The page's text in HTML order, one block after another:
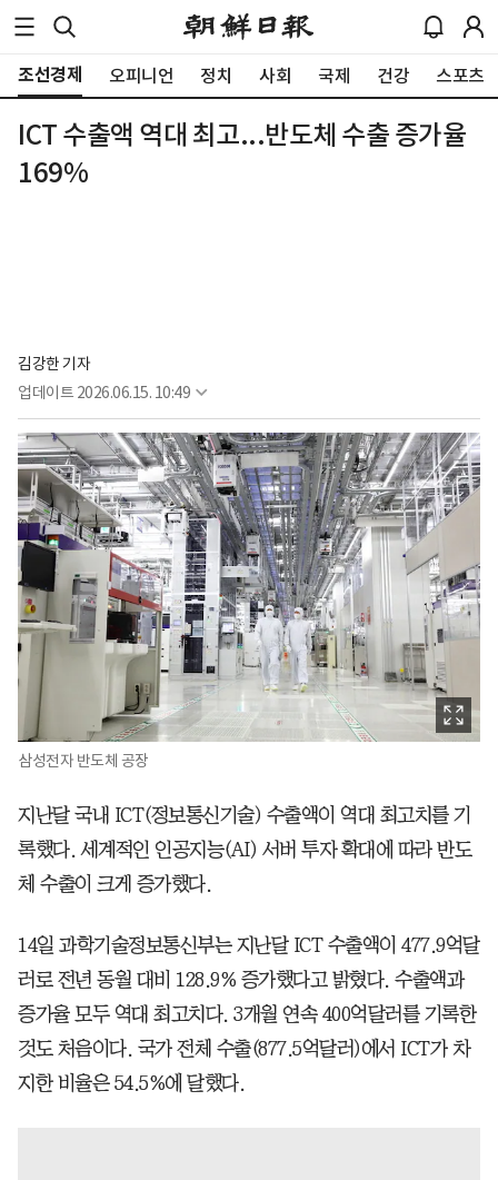
조선경제 오피니언 정치 사회 국제 건강 스포츠
ICT 수출액 역대 최고...반도체 수출 증가율
169%
김강한 기자
업데이트 2026.06.15. 10:49
삼성전자 반도체 공장
지난달 국내 ICT(정보통신기술) 수출액이 역대 최고치를 기
록했다. 세계적인 인공지능(AI) 서버 투자 확대에 따라 반도
체 수출이 크게 증가했다.
14일 과학기술정보통신부는 지난달 ICT 수출액이 477.9억달
러로 전년 동월 대비 128.9% 증가했다고 밝혔다. 수출액과
증가율 모두 역대 최고치다. 3개월 연속 400억달러를 기록한
것도 처음이다. 국가 전체 수출(877.5억달러)에서 ICT가 차
지한 비율은 54.5%에 달했다.